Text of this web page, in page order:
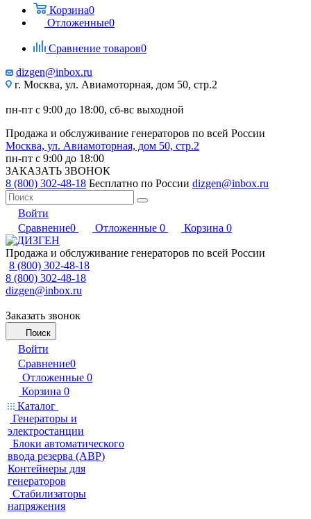
Корзина0
Отложенные0
Сравнение товаров0
dizgen@inbox.ru
г. Москва, ул. Авиамоторная, дом 50, стр.2
пн-пт с 9:00 до 18:00, сб-вс выходной
Продажа и обслуживание генераторов по всей России
Москва, ул. Авиамоторная, дом 50, стр.2
пн-пт с 9:00 до 18:00
ЗАКАЗАТЬ ЗВОНОК
8 (800) 302-48-18 Бесплатно по России dizgen@inbox.ru
Войти
Сравнение0 Отложенные 0 Корзина 0
Продажа и обслуживание генераторов по всей России
8 (800) 302-48-18
8 (800) 302-48-18
dizgen@inbox.ru
Заказать звонок
Поиск
Войти
Сравнение0
Отложенные 0
Корзина 0
Каталог
Генераторы и
электростанции
Блоки автоматического
ввода резерва (АВР)
Контейнеры для
генераторов
Стабилизаторы
напряжения